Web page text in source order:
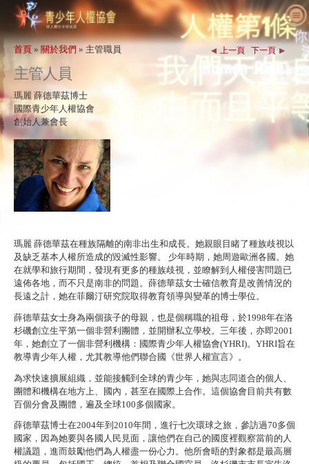
關於我們
什麼是青少年人權協會（YHR）？
我們的目的
國際青少年人權協會歷史
主管職員
諮詢委員會
YHRI合作夥伴
表揚與肯定
背書
什麼是人權
人權定義
人權的背景
《世界人權宣言》
教育人士
歡迎
教育套組細節
教育人士應用成果
人權課程
教育人士計畫案
計畫執行
採取行動
一同參與
請願
會員與捐款
團體
競賽
為人權發聲
人權活動
人權機構
人權侵害
新消息
訂購
聯絡
首頁 » 關於我們 » 主管職員 上一頁 下一頁
主管人員
瑪麗 薛德華茲博士
國際青少年人權協會
創始人兼會長
瑪麗 薛德華茲在種族隔離的南非出生和成長。她親眼目睹了種族歧視以
及缺乏基本人權所造成的毀滅性影響。 少年時期，她周遊歐洲各國。她
在就學和旅行期間，發現有更多的種族歧視，並瞭解到人權侵害問題已
遠佈各地，而不只是南非的問題。薛德華茲女士確信教育是改善情況的
長遠之計，她在菲爾汀研究院取得教育領導與變革的博士學位。
薛德華茲女士身為兩個孩子的母親，也是個稱職的祖母，於1998年在洛
杉磯創立生平第一個非營利團體，並開辦私立學校。三年後，亦即2001
年，她創立了一個非營利機構：國際青少年人權協會(YHRI)。YHRI旨在
教導青少年人權，尤其教導他們聯合國《世界人權宣言》。
為求快速擴展組織，並能接觸到全球的青少年，她與志同道合的個人、
團體和機構在地方上、國內，甚至在國際上合作。這個協會目前共有數
百個分會及團體，遍及全球100多個國家。
薛德華茲博士在2004年到2010年間，進行七次環球之旅，參訪過70多個
國家，因為她要與各國人民見面，讓他們在自己的國度裡觀察當前的人
權議題，進而鼓勵他們為人權盡一份心力。他所會晤的對象都是最高層